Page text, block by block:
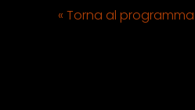
« Torna al programma